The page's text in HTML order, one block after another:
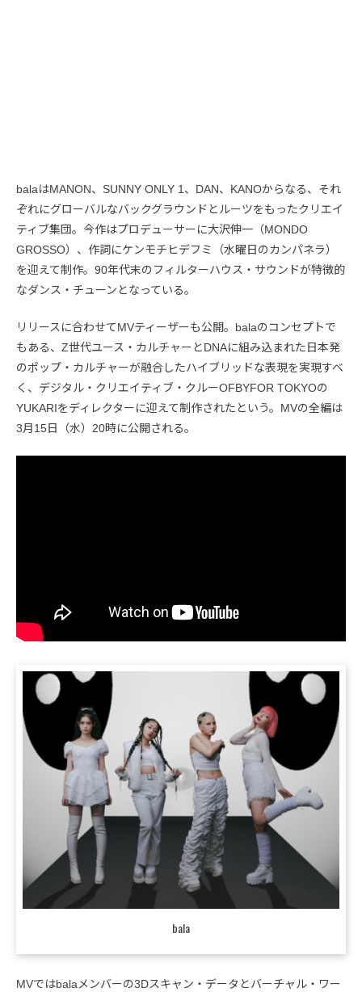
balaはMANON、SUNNY ONLY 1、DAN、KANOからなる、それ
ぞれにグローバルなバックグラウンドとルーツをもったクリエイ
ティブ集団。今作はプロデューサーに大沢伸一（MONDO
GROSSO）、作詞にケンモチヒデフミ（水曜日のカンパネラ）
を迎えて制作。90年代末のフィルターハウス・サウンドが特徴的
なダンス・チューンとなっている。
リリースに合わせてMVティーザーも公開。balaのコンセプトで
もある、Z世代ユース・カルチャーとDNAに組み込まれた日本発
のポップ・カルチャーが融合したハイブリッドな表現を実現すべ
く、デジタル・クリエイティブ・クルーOFBYFOR TOKYOの
YUKARIをディレクターに迎えて制作されたという。MVの全編は
3月15日（水）20時に公開される。
bala
MVではbalaメンバーの3Dスキャン・データとバーチャル・ワー